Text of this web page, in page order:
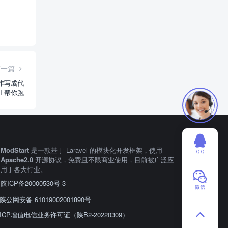
篇
写成代
帮你跑
ModStart 是一款基于 Laravel 的模块化开发框架，使用
Apache2.0 开源协议，免费且不限商业使用，目前被广泛应
用于各大行业。
陕ICP备20000530号-3
陕公网安备 61019002001890号
ICP增值电信业务许可证（陕B2-20220309）
ＱＱ
微信